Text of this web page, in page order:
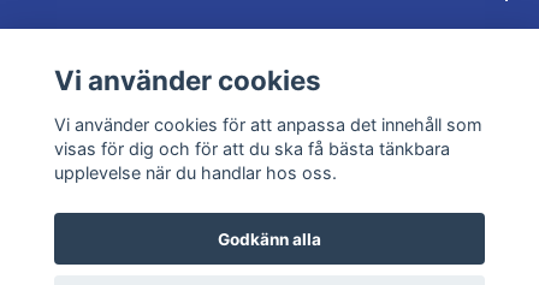
Sociala medier
Vi använder cookies
Vi använder cookies för att anpassa det innehåll som
visas för dig och för att du ska få bästa tänkbara
upplevelse när du handlar hos oss.
Godkänn alla